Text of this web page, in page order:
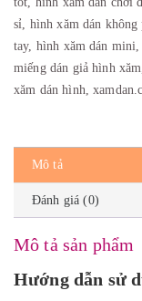
sỉ, hình xăm dán không
tay, hình xăm dán mini,
miếng dán giả hình xăm
xăm dán hình,
Mô tả
Đánh giá (0)
Mô tả sản phẩm
Hướng dẫn sử